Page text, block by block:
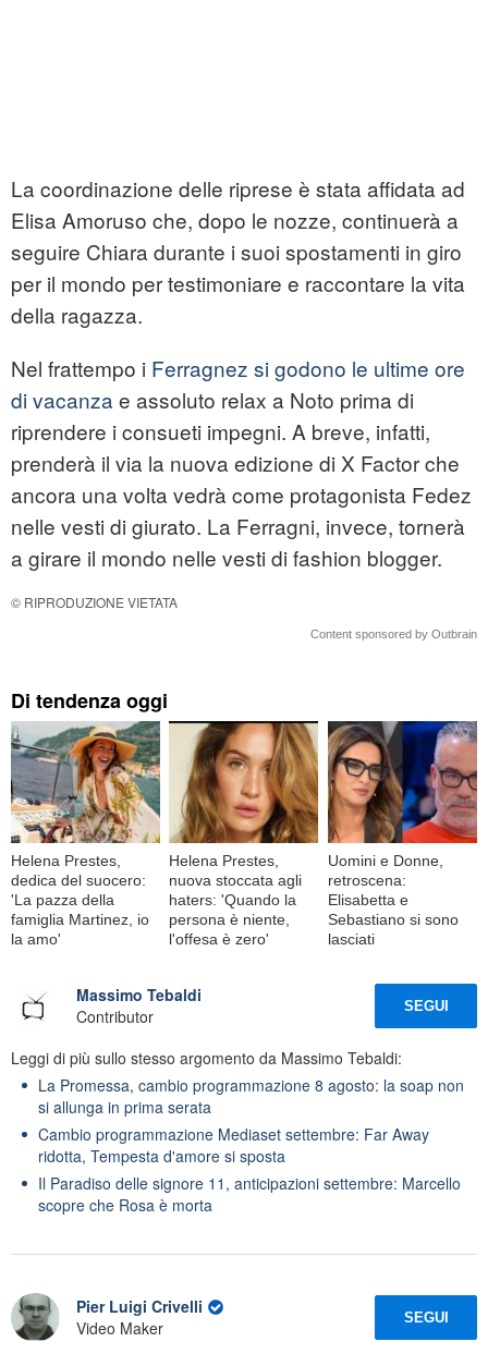
La coordinazione delle riprese è stata affidata ad
Elisa Amoruso che, dopo le nozze, continuerà a
seguire Chiara durante i suoi spostamenti in giro
per il mondo per testimoniare e raccontare la vita
della ragazza.
Nel frattempo i Ferragnez si godono le ultime ore
di vacanza e assoluto relax a Noto prima di
riprendere i consueti impegni. A breve, infatti,
prenderà il via la nuova edizione di X Factor che
ancora una volta vedrà come protagonista Fedez
nelle vesti di giurato. La Ferragni, invece, tornerà
a girare il mondo nelle vesti di fashion blogger.
© RIPRODUZIONE VIETATA
Content sponsored by Outbrain
Di tendenza oggi
Helena Prestes,
dedica del suocero:
'La pazza della
famiglia Martinez, io
la amo'
Helena Prestes,
nuova stoccata agli
haters: 'Quando la
persona è niente,
l'offesa è zero'
Uomini e Donne,
retroscena:
Elisabetta e
Sebastiano si sono
lasciati
Massimo Tebaldi
Contributor
SEGUI
Leggi di più sullo stesso argomento da Massimo Tebaldi:
La Promessa, cambio programmazione 8 agosto: la soap non
si allunga in prima serata
Cambio programmazione Mediaset settembre: Far Away
ridotta, Tempesta d'amore si sposta
Il Paradiso delle signore 11, anticipazioni settembre: Marcello
scopre che Rosa è morta
Pier Luigi Crivelli
Video Maker
SEGUI